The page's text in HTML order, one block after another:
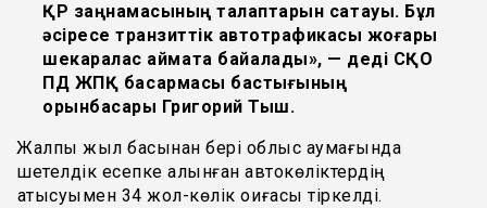
ҚР заңнамасының талаптарын сақтауы. Бұл
әсіресе транзиттік автотрафикасы жоғары
шекаралас аймақта байқалады», — деді СҚО
ПД ЖПҚ басқармасы бастығының
орынбасары Григорий Тыш.
Жалпы жыл басынан бері облыс аумағында
шетелдік есепке алынған автокөліктердің
қатысуымен 34 жол-көлік оқиғасы тіркелді.